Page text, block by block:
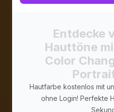
Entdecke
Hauttöne
Color
Hautfarbe kostenlos mit
ohne Login! Perfekte